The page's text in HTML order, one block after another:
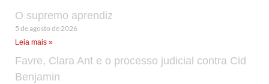
O supremo aprendiz
5 de agosto de 2026
Leia mais »
Favre, Clara Ant e o processo judicial contra Cid
Benjamin